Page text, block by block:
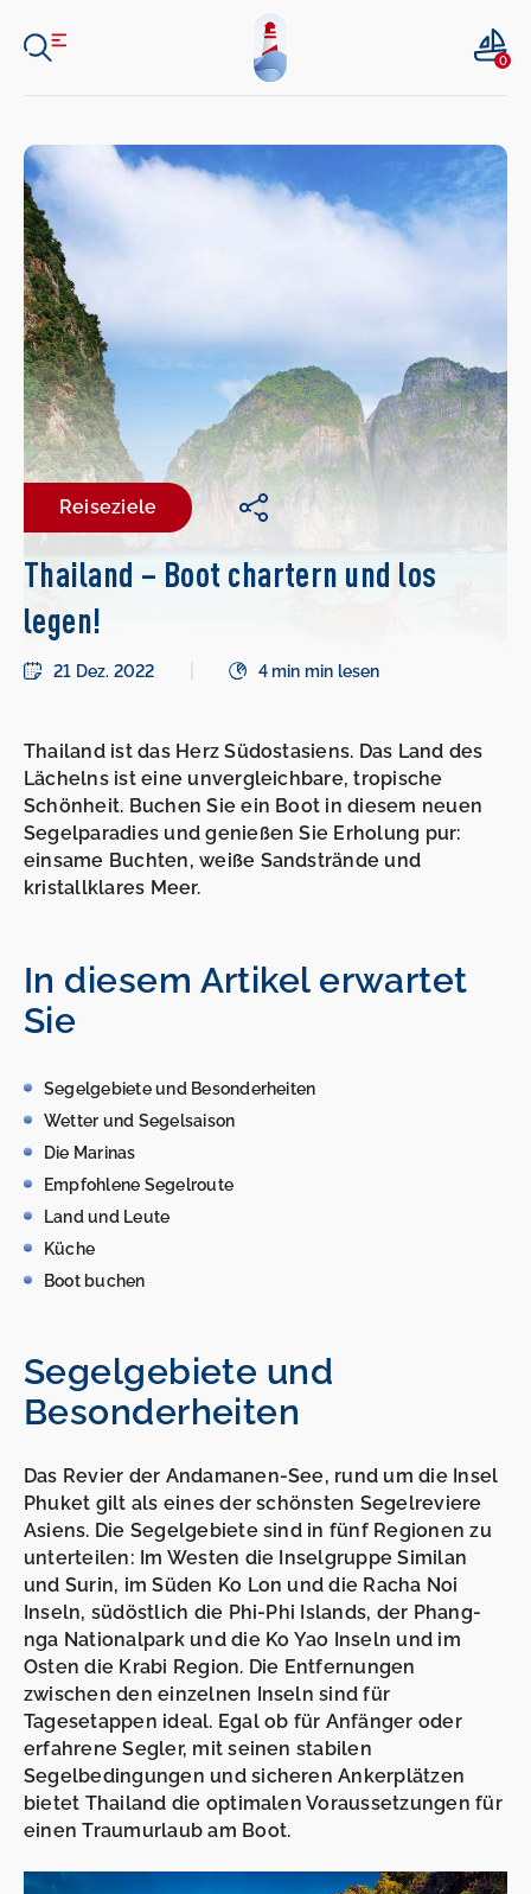
0
Reiseziele
Thailand – Boot chartern und los
legen!
21 Dez. 2022 4 min min lesen
Thailand ist das Herz Südostasiens. Das Land des
Lächelns ist eine unvergleichbare, tropische
Schönheit. Buchen Sie ein Boot in diesem neuen
Segelparadies und genießen Sie Erholung pur:
einsame Buchten, weiße Sandstrände und
kristallklares Meer.
In diesem Artikel erwartet
Sie
Segelgebiete und Besonderheiten
Wetter und Segelsaison
Die Marinas
Empfohlene Segelroute
Land und Leute
Küche
Boot buchen
Segelgebiete und
Besonderheiten
Das Revier der Andamanen-See, rund um die Insel
Phuket gilt als eines der schönsten Segelreviere
Asiens. Die Segelgebiete sind in fünf Regionen zu
unterteilen: Im Westen die Inselgruppe Similan
und Surin, im Süden Ko Lon und die Racha Noi
Inseln, südöstlich die Phi-Phi Islands, der Phang-
nga Nationalpark und die Ko Yao Inseln und im
Osten die Krabi Region. Die Entfernungen
zwischen den einzelnen Inseln sind für
Tagesetappen ideal. Egal ob für Anfänger oder
erfahrene Segler, mit seinen stabilen
Segelbedingungen und sicheren Ankerplätzen
bietet Thailand die optimalen Voraussetzungen für
einen Traumurlaub am Boot.